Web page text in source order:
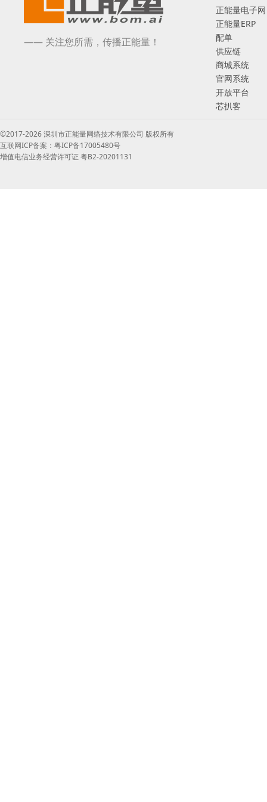
—— 关注您所需，传播正能量！
正能量电子网
正能量ERP
配单
供应链
商城系统
官网系统
开放平台
芯扒客
©2017-2026 深圳市正能量网络技术有限公司 版权所有
互联网ICP备案：粤ICP备17005480号
增值电信业务经营许可证 粤B2-20201131